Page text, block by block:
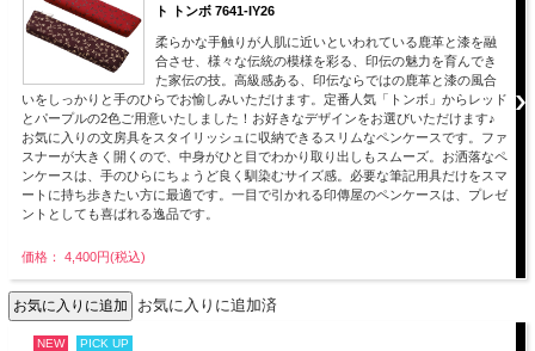
ト トンボ 7641-IY26
柔らかな手触りが人肌に近いといわれている鹿革と漆を融
合させ、様々な伝統の模様を彩る、印伝の魅力を育んでき
た家伝の技。高級感ある、印伝ならではの鹿革と漆の風合
いをしっかりと手のひらでお愉しみいただけます。定番人気「トンボ」からレッド
とパープルの2色ご用意いたしました！お好きなデザインをお選びいただけます♪
お気に入りの文房具をスタイリッシュに収納できるスリムなペンケースです。ファ
スナーが大きく開くので、中身がひと目でわかり取り出しもスムーズ。お洒落なペ
ンケースは、手のひらにちょうど良く馴染むサイズ感。必要な筆記用具だけをスマ
ートに持ち歩きたい方に最適です。一目で引かれる印傳屋のペンケースは、プレゼ
ントとしても喜ばれる逸品です。
価格： 4,400円(税込)
お気に入りに追加済
NEW PICK UP